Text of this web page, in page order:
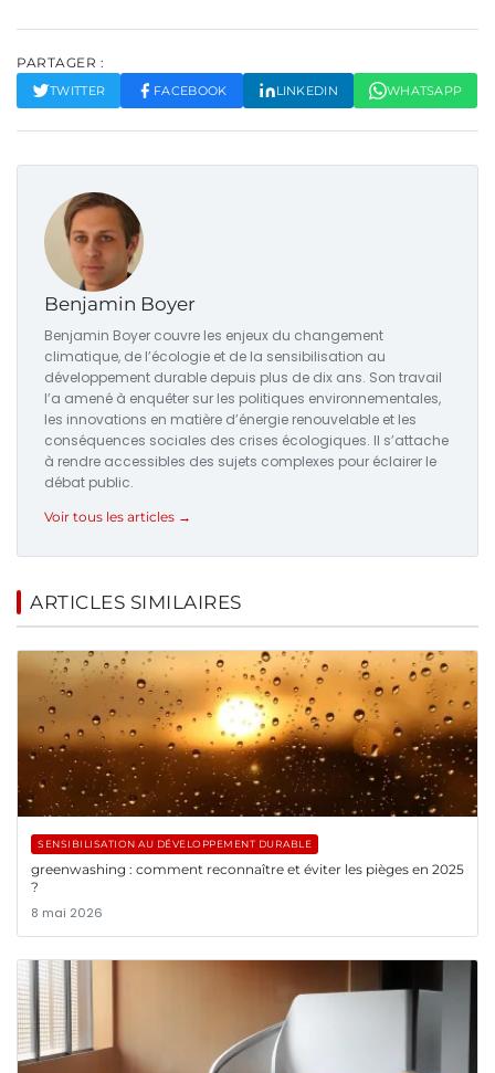
PARTAGER :
TWITTER FACEBOOK LINKEDIN WHATSAPP
Benjamin Boyer
Benjamin Boyer couvre les enjeux du changement
climatique, de l’écologie et de la sensibilisation au
développement durable depuis plus de dix ans. Son travail
l’a amené à enquêter sur les politiques environnementales,
les innovations en matière d’énergie renouvelable et les
conséquences sociales des crises écologiques. Il s’attache
à rendre accessibles des sujets complexes pour éclairer le
débat public.
Voir tous les articles →
ARTICLES SIMILAIRES
SENSIBILISATION AU DÉVELOPPEMENT DURABLE
greenwashing : comment reconnaître et éviter les pièges en 2025
?
8 mai 2026